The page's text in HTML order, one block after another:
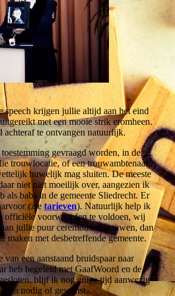
speech krijgen jullie altijd aan het eind
met een mooie strik eromheen.
achteraf te ontvangen natuurlijk.
gevraagd worden, in de
trouwlocatie, of een trouwambtenaar
huwelijk mag sluiten. De meeste
niet niet moeilijk over, aangezien ik
als babs in de gemeente Sliedrecht. Er
(zie tarieven). Natuurlijk help ik
officiële voorwaarden te voldoen, wij
jullie puur ceremonieel trouwen, dan
maken met desbetreffende gemeente.
een aanstaand bruidspaar naar
heb begeleid met GaafWoord en de
blijf ik nog enige tijd aanwezig
nodig of gewenst.